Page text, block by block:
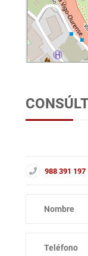
988 391 197